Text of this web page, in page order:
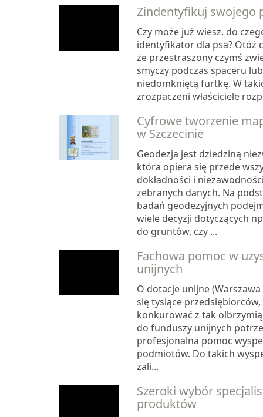
Zindentyfikuj swojego
Czy może już wiesz, do
identyfikator dla psa? Otóż
że przestraszony czymś
smyczy podczas spaceru
niedomkniętą furtkę. W
zrozpaczeni właściciele
Cyfrowe tworzenie
w Szczecinie
Geodezja jest dziedziną
która opiera się przede
dokładności i
zebranych danych. Na
badań geodezyjnych
wiele decyzji dotyczących
do gruntów, czy ...
Fachowa pomoc w
unijnych
O dotacje unijne (Warszawa
się tysiące
konkurować z tak
do funduszy unijnych
profesjonalna pomoc
podmiotów. Do takich
zali...
Szeroki wybór
produktów